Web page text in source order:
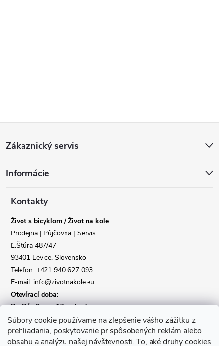
Súbory cookie používame na zlepšenie vášho zážitku z
prehliadania, poskytovanie prispôsobených reklám alebo
obsahu a analýzu našej návštevnosti. To, aké druhy cookies
p
Zákaznický servis
Informácie
Kontakty
Život s bicyklom / Život na kole
Prodejna | Půjčovna | Servis
Ľ.Štúra 487/47
93401 Levice, Slovensko
Telefon: +421 940 627 093
E-mail: info@zivotnakole.eu
Otevírací doba:
Po-Pá : 9,oo - 17,oo hod
So : 9,oo - 12,oo | Ne : Zavřeno
Kontaktní formulář